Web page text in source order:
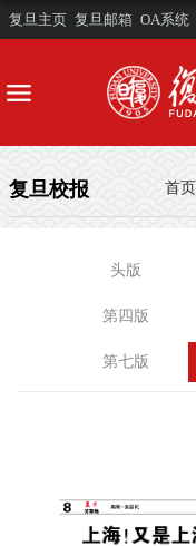
复旦主页 复旦邮箱 OA系统
首页
复旦校报
头版
第四版
第七版